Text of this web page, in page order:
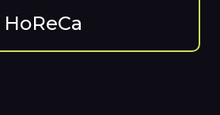
HoReCa